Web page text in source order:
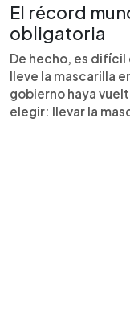
El récord
obligatoria
De hecho, es difícil
lleve la mascarilla
gobierno haya
elegir: llevar la